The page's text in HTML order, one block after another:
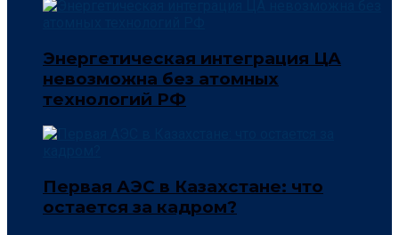
Энергетическая интеграция ЦА
невозможна без атомных
технологий РФ
Первая АЭС в Казахстане: что
остается за кадром?